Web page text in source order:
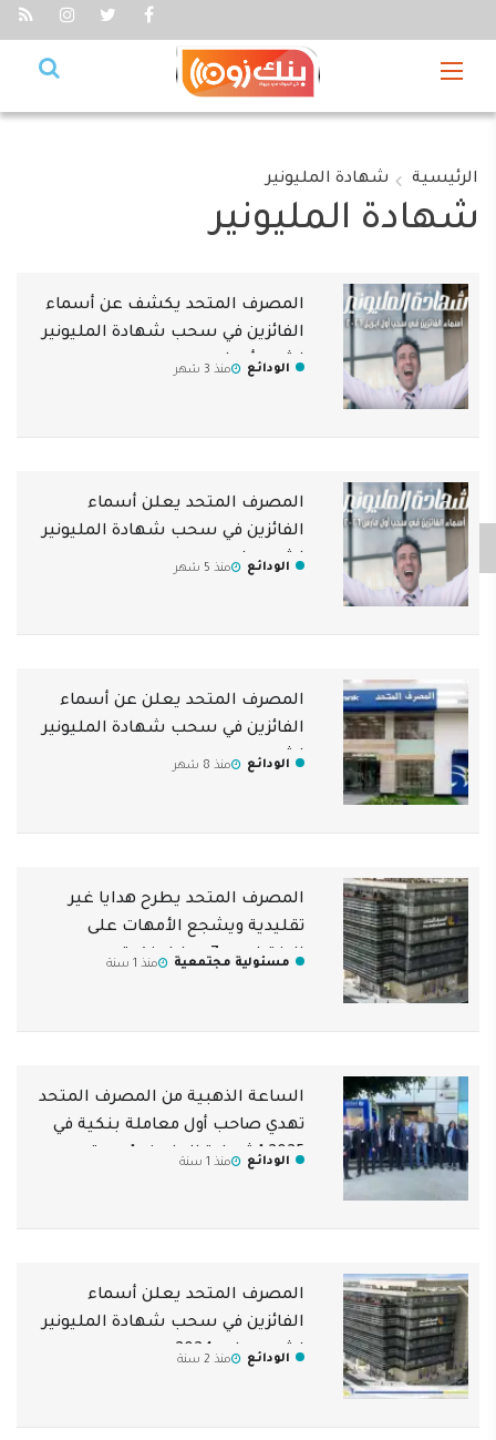
الرئيسية شهادة المليونير
شهادة المليونير
المصرف المتحد يكشف عن أسماء
الفائزين في سحب شهادة المليونير
لشهر أبريل
الودائع منذ 3 شهر
المصرف المتحد يعلن أسماء
الفائزين في سحب شهادة المليونير
لشهر مارس
الودائع منذ 5 شهر
المصرف المتحد يعلن عن أسماء
الفائزين في سحب شهادة المليونير
لشهر ديسمبر
الودائع منذ 8 شهر
المصرف المتحد يطرح هدايا غير
تقليدية ويشجع الأمهات على
الاختيار من 7 هدايا بنكية
مسئولية مجتمعية منذ 1 سنة
الساعة الذهبية من المصرف المتحد
تهدي صاحب أول معاملة بنكية في
2025 "شهادة المليونير" هديةالودائع منذ 1 سنة
المصرف المتحد يعلن أسماء
الفائزين في سحب شهادة المليونير
لشهر يوليو 2024
الودائع منذ 2 سنة